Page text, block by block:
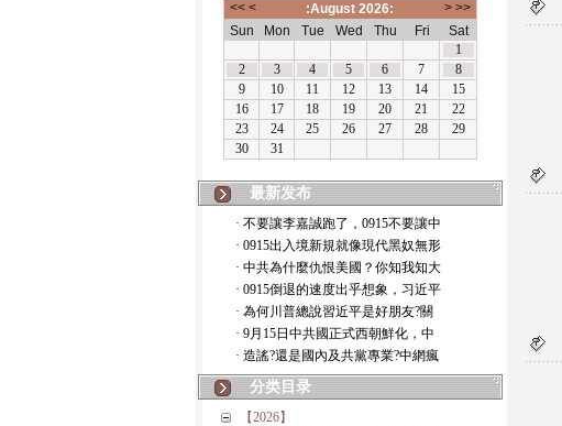
最新发布
· 不要讓李嘉誠跑了，0915不要讓中
· 0915出入境新規就像現代黑奴無形
· 中共為什麼仇恨美國？你知我知大
· 0915倒退的速度出乎想象，习近平
· 為何川普總說習近平是好朋友?關
· 9月15日中共國正式西朝鮮化，中
· 造謠?還是國內及共黨專業?中網瘋
分类目录
【2026】